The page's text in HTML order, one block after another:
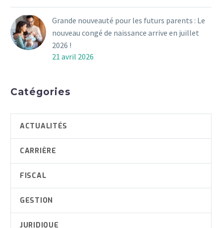
Grande nouveauté pour les futurs parents : Le
nouveau congé de naissance arrive en juillet
2026 !
21 avril 2026
Catégories
ACTUALITÉS
CARRIÈRE
FISCAL
GESTION
JURIDIQUE